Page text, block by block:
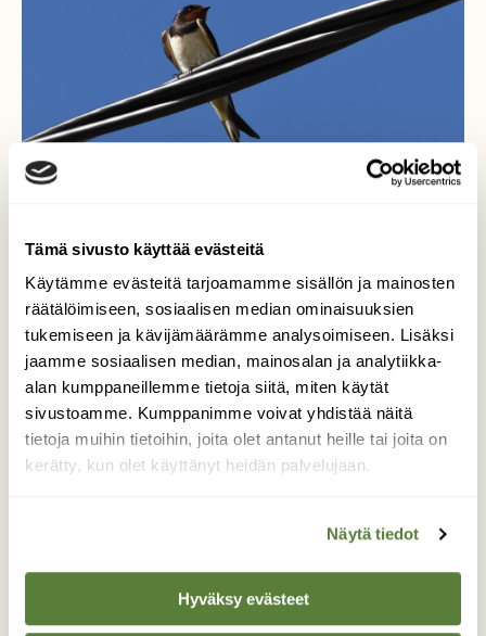
Tämä sivusto käyttää evästeitä
Käytämme evästeitä tarjoamamme sisällön ja mainosten
räätälöimiseen, sosiaalisen median ominaisuuksien
tukemiseen ja kävijämäärämme analysoimiseen. Lisäksi
jaamme sosiaalisen median, mainosalan ja analytiikka-
alan kumppaneillemme tietoja siitä, miten käytät
sivustoamme. Kumppanimme voivat yhdistää näitä
tietoja muihin tietoihin, joita olet antanut heille tai joita on
kerätty, kun olet käyttänyt heidän palvelujaan.
Näytä tiedot
Hyväksy evästeet
Haarapääskysen kesän
riemua
Piiskunen pääskynen laulelee niin iloisena ja
sydämen riemusta. Lämmin sää on tulossa.
Kyllä linnut sen tietävät! 11.06.2020 Nurmes
Saramo